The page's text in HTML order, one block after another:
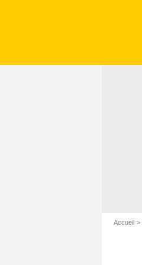
Accueil